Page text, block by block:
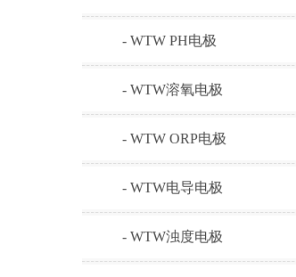
- WTW PH电极
- WTW溶氧电极
- WTW ORP电极
- WTW电导电极
- WTW浊度电极